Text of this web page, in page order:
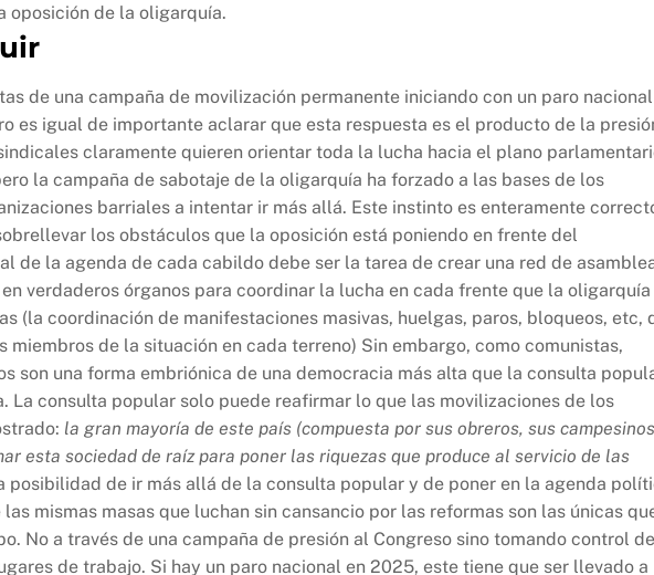
oposición de la oligarquía.
de una campaña de movilización permanente iniciando con un paro nacional
es igual de importante aclarar que esta respuesta es el producto de la
claramente quieren orientar toda la lucha hacia el plano
la campaña de sabotaje de la oligarquía ha forzado a las bases de los
barriales a intentar ir más allá. Este instinto es enteramente
los obstáculos que la oposición está poniendo en frente del
de la agenda de cada cabildo debe ser la tarea de crear una red de
verdaderos órganos para coordinar la lucha en cada frente que la oligarquía
(la coordinación de manifestaciones masivas, huelgas, paros, bloqueos, etc,
miembros de la situación en cada terreno) Sin embargo, como comunistas,
son una forma embriónica de una democracia más alta que la consulta
La consulta popular solo puede reafirmar lo que las movilizaciones de los
la gran mayoría de este país (compuesta por sus obreros, sus
esta sociedad de raíz para poner las riquezas que produce al servicio de las
posibilidad de ir más allá de la consulta popular y de poner en la agenda
mismas masas que luchan sin cansancio por las reformas son las únicas
No a través de una campaña de presión al Congreso sino tomando control de
de trabajo. Si hay un paro nacional en 2025, este tiene que ser llevado a